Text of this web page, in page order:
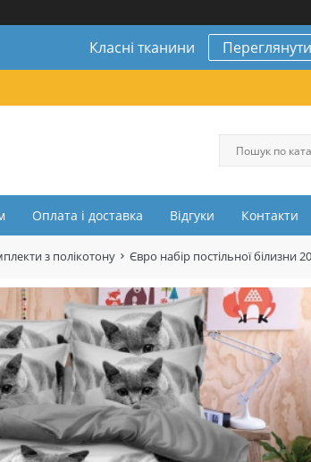
Класні тканини Переглянути
Оплата і доставка Відгуки Контакти
з полікотону Євро набір постільної білизни